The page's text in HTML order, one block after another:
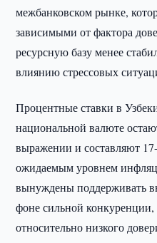
межбанковском рынке,
зависимыми от фактора
ресурсную базу менее
влиянию стрессовых
Процентные ставки в
национальной валюте
выражении и составляют
ожидаемым уровнем
вынуждены поддерживать
фоне сильной
относительно низкого